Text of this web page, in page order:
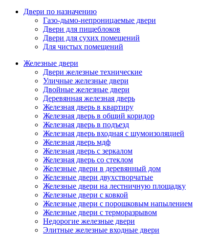
Двери по назначению
Газо-дымо-непроницаемые двери
Двери для пищеблоков
Двери для сухих помещений
Для чистых помещений
Железные двери
Двери железные технические
Уличные железные двери
Двойные железные двери
Деревянная железная дверь
Железная дверь в квартиру
Железная дверь в общий коридор
Железная дверь в подъезд
Железная дверь входная с шумоизоляцией
Железная дверь мдф
Железная дверь с зеркалом
Железная дверь со стеклом
Железные двери в деревянный дом
Железные двери двухстворчатые
Железные двери на лестничную площадку
Железные двери с ковкой
Железные двери с порошковым напылением
Железные двери с терморазрывом
Недорогие железные двери
Элитные железные входные двери